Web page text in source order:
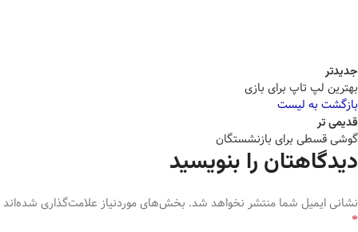
جدیدتر
بهترین لپ تاپ برای بازی
بازگشت به لیست
قدیمی تر
گوشی قسطی برای بازنشستگان
دیدگاهتان را بنویسید
نشانی ایمیل شما منتشر نخواهد شد. بخش‌های موردنیاز علامت‌گذاری شده‌اند
*